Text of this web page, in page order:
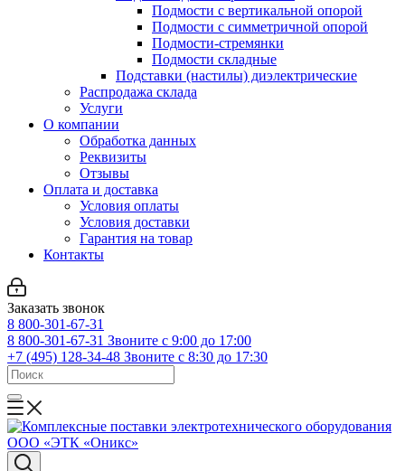
Подмости с вертикальной опорой
Подмости с симметричной опорой
Подмости-стремянки
Подмости складные
Подставки (настилы) диэлектрические
Распродажа склада
Услуги
О компании
Обработка данных
Реквизиты
Отзывы
Оплата и доставка
Условия оплаты
Условия доставки
Гарантия на товар
Контакты
Заказать звонок
8 800-301-67-31
8 800-301-67-31 Звоните с 9:00 до 17:00
+7 (495) 128-34-48 Звоните с 8:30 до 17:30